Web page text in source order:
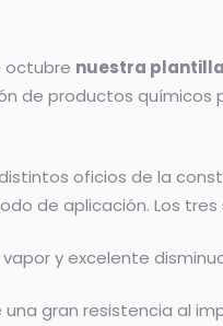
octubre nuestra plantilla
de productos químicos
oficios de la
de aplicación. Los
y excelente
una gran resistencia al